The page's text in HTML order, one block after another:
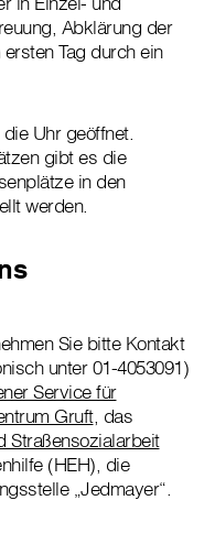
Abklärung der
Tag durch ein
Uhr geöffnet.
gibt es die
in den
werden.
Sie bitte Kontakt
unter 01-4053091)
Service für
Gruft, das
Straßensozialarbeit
(HEH), die
„Jedmayer“.